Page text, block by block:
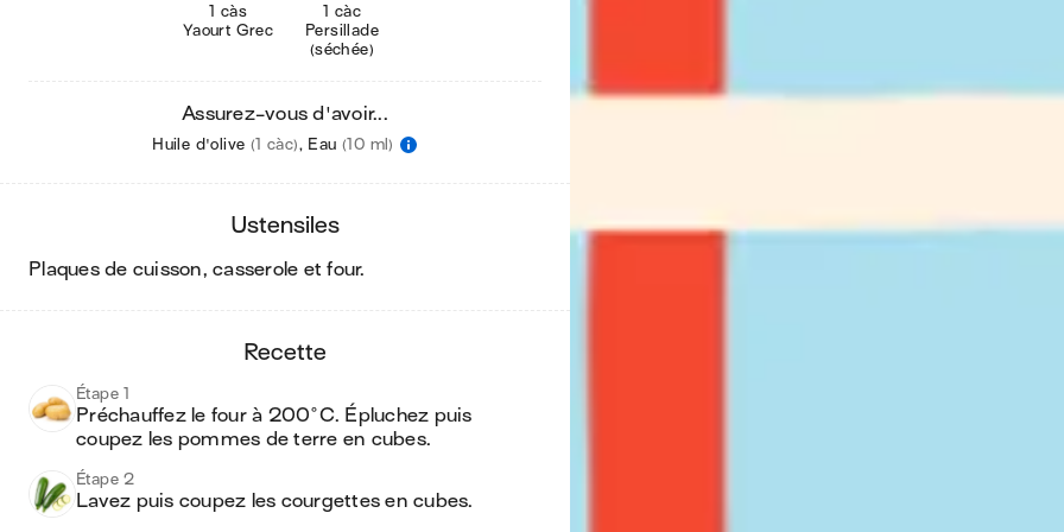
1 càs
Yaourt Grec
1 càc
Persillade
(séchée)
Assurez-vous d'avoir...
Huile d'olive (1 càc), Eau (10 ml)
ustensiles
plaques de cuisson, casserole et four.
recette
Étape 1
Préchauffez le four à 200°C. Épluchez puis
coupez les pommes de terre en cubes.
Étape 2
Lavez puis coupez les courgettes en cubes.